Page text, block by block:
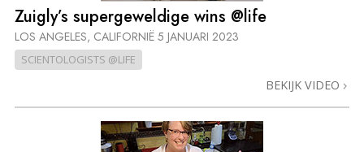
Zuigly’s supergeweldige wins @life
LOS ANGELES, CALIFORNIË 5 JANUARI 2023
SCIENTOLOGISTS @LIFE
BEKIJK VIDEO